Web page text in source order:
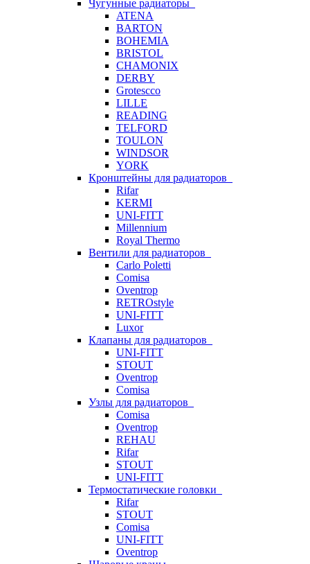
Чугунные радиаторы
ATENA
BARTON
BOHEMIA
BRISTOL
CHAMONIX
DERBY
Grotescco
LILLE
READING
TELFORD
TOULON
WINDSOR
YORK
Кронштейны для радиаторов
Rifar
KERMI
UNI-FITT
Millennium
Royal Thermo
Вентили для радиаторов
Carlo Poletti
Comisa
Oventrop
RETROstyle
UNI-FITT
Luxor
Клапаны для радиаторов
UNI-FITT
STOUT
Oventrop
Comisa
Узлы для радиаторов
Comisa
Oventrop
REHAU
Rifar
STOUT
UNI-FITT
Термостатические головки
Rifar
STOUT
Comisa
UNI-FITT
Oventrop